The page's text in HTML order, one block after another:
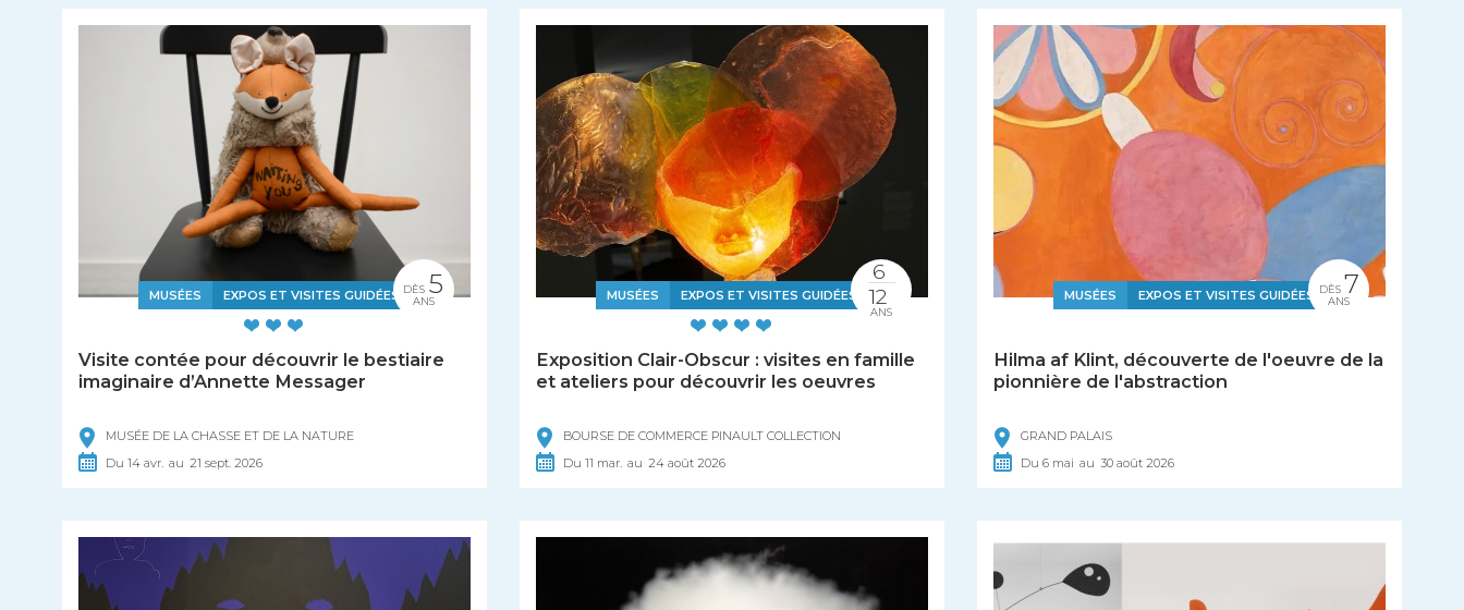
MUSÉES EXPOS ET VISITES GUIDÉES
Visite contée pour découvrir le bestiaire
imaginaire d’Annette Messager
MUSÉE DE LA CHASSE ET DE LA NATURE
Du 14 avr. au 21 sept.2026
DÈS 5
ANS MUSÉES EXPOS ET VISITES GUIDÉES
Exposition Clair-Obscur : visites en famille
et ateliers pour découvrir les oeuvres
BOURSE DE COMMERCE PINAULT COLLECTION
Du 11 mar. au 24 août2026
6
12
ANS
MUSÉES EXPOS ET VISITES GUIDÉES
Hilma af Klint, découverte de l'oeuvre de la
pionnière de l'abstraction
GRAND PALAIS
Du6 mai au 30août 2026
DÈS 7
ANS